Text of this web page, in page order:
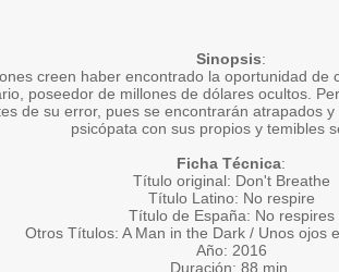
Sinopsis:
creen haber encontrado la oportunidad de
poseedor de millones de dólares ocultos.
de su error, pues se encontrarán atrapados
psicópata con sus propios y temibles
Ficha Técnica:
Título original: Don't Breathe
Título Latino: No respire
Título de España: No respires
Otros Títulos: A Man in the Dark / Unos ojos
Año: 2016
Duración: 88 min.